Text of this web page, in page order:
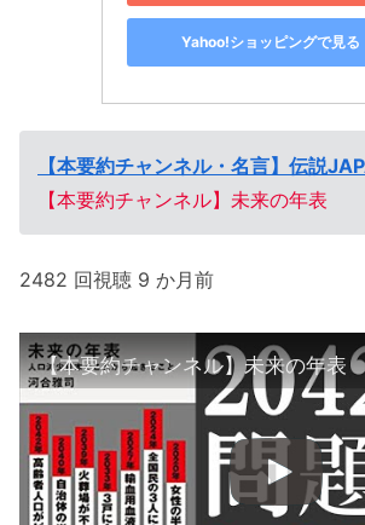
Yahoo!ショッピングで見る
【本要約チャンネル・名言】伝説
【本要約チャンネル】未来の年表
2482 回視聴 9 か月前
【本要約チャンネル】未来の年表